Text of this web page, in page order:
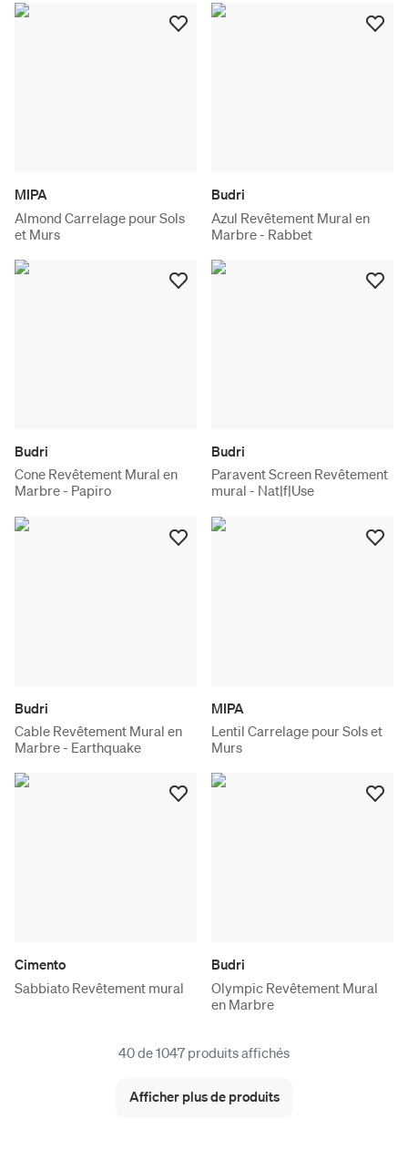
MIPA
Almond Carrelage pour Sols
et Murs
Budri
Azul Revêtement Mural en
Marbre - Rabbet
Budri
Cone Revêtement Mural en
Marbre - Papiro
Budri
Paravent Screen Revêtement
mural - Nat|f|Use
Budri
Cable Revêtement Mural en
Marbre - Earthquake
MIPA
Lentil Carrelage pour Sols et
Murs
Cimento
Sabbiato Revêtement mural
Budri
Olympic Revêtement Mural
en Marbre
40 de 1047 produits affichés
Afficher plus de produits